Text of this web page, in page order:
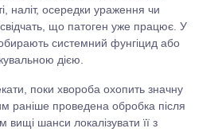
наліт, осередки ураження чи
свідчать, що патоген уже працює. У
системний фунгіцид або
дією.
поки хвороба охопить значну
раніше проведена обробка після
шанси локалізувати її з